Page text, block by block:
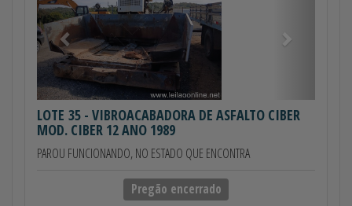
LOTE 35 - VIBROACABADORA DE ASFALTO CIBER
MOD. CIBER 12 ANO 1989
PAROU FUNCIONANDO, NO ESTADO QUE ENCONTRA
Pregão encerrado